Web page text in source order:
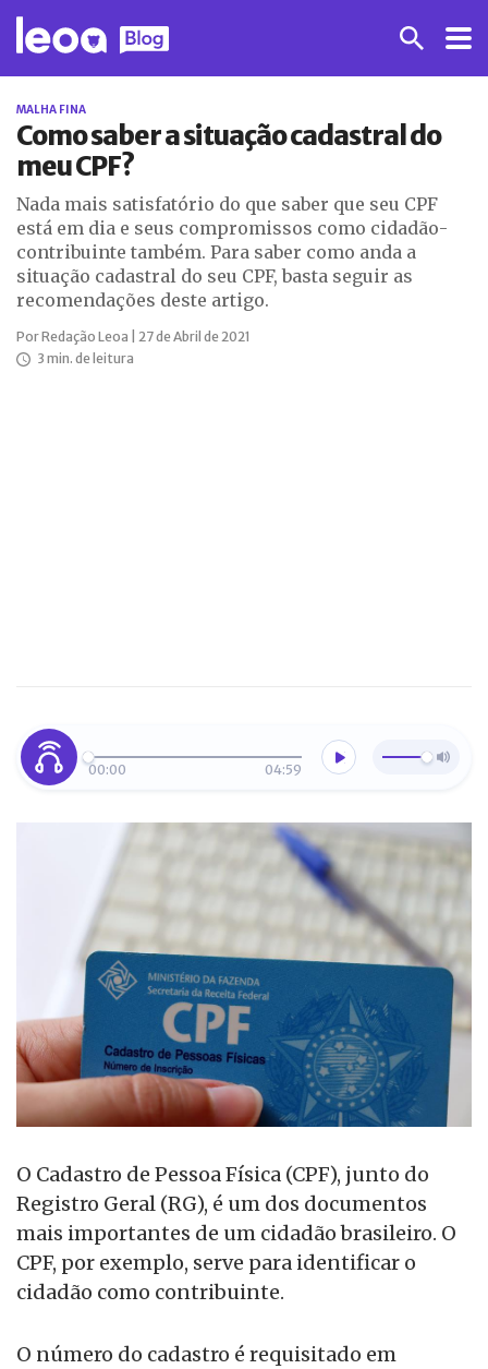
MALHA FINA
Como saber a situação cadastral do
meu CPF?
Nada mais satisfatório do que saber que seu CPF
está em dia e seus compromissos como cidadão-
contribuinte também. Para saber como anda a
situação cadastral do seu CPF, basta seguir as
recomendações deste artigo.
Por Redação Leoa | 27 de Abril de 2021
3 min. de leitura
00:00 04:59
O Cadastro de Pessoa Física (CPF), junto do
Registro Geral (RG), é um dos documentos
mais importantes de um cidadão brasileiro. O
CPF, por exemplo, serve para identificar o
cidadão como contribuinte.
O número do cadastro é requisitado em